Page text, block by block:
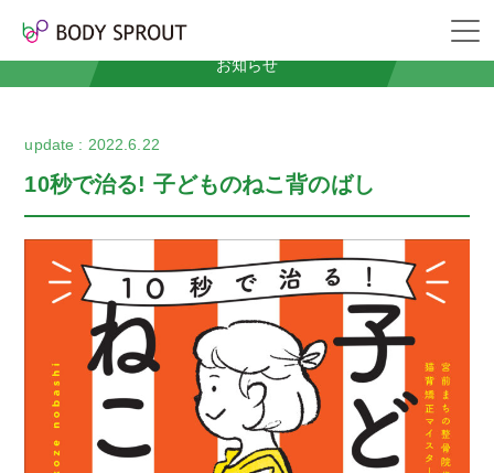
お知らせ
2022.6.22
10秒で治る! 子どものねこ背のばし